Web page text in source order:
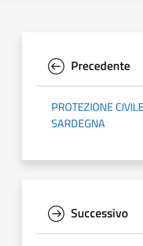
Precedente
PROTEZIONE
SARDEGNA
Successivo